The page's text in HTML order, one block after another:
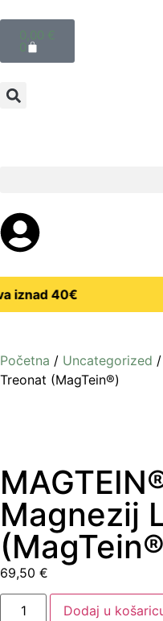
0,00 €
0
iznad 40€
Početna / Uncategorized
Treonat (MagTein®)
Magnezij
69,50 €
Dodaj u